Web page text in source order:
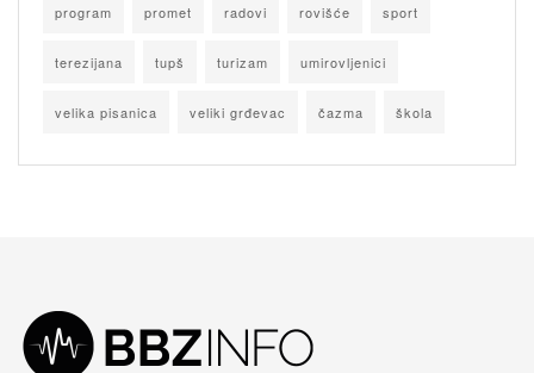
program promet radovi rovišće sport
terezijana tupš turizam umirovljenici
velika pisanica veliki grđevac čazma škola